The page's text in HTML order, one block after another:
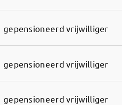
gepensioneerd vrijwilliger
gepensioneerd vrijwilliger
gepensioneerd vrijwilliger